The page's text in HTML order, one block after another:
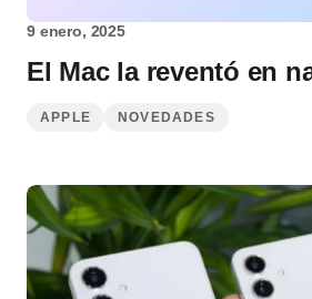
9 enero, 2025
El Mac la reventó en
APPLE NOVEDADES